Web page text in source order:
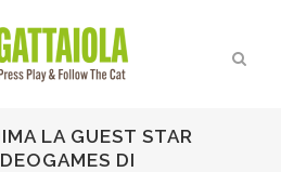
LA GUEST STAR
DI